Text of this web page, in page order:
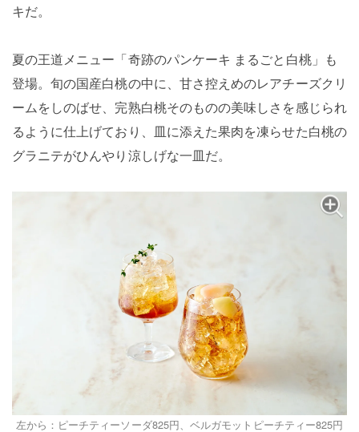
キだ。
夏の王道メニュー「奇跡のパンケーキ まるごと白桃」も
登場。旬の国産白桃の中に、甘さ控えめのレアチーズクリ
ームをしのばせ、完熟白桃そのものの美味しさを感じられ
るように仕上げており、皿に添えた果肉を凍らせた白桃の
グラニテがひんやり涼しげな一皿だ。
左から：ピーチティーソーダ825円、ベルガモットピーチティー825円